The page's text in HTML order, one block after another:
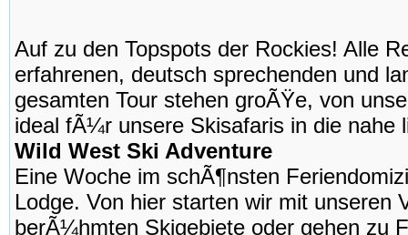
Auf zu den Topspots der Rockies! Alle
erfahrenen, deutsch sprechenden und
gesamten Tour stehen groÃŸe, von
ideal fÃ¼r unsere Skisafaris in die nahe
Wild West Ski Adventure
Eine Woche im schÃ¶nsten
Lodge. Von hier starten wir mit unseren
berÃ¼hmten Skigebiete oder gehen zu